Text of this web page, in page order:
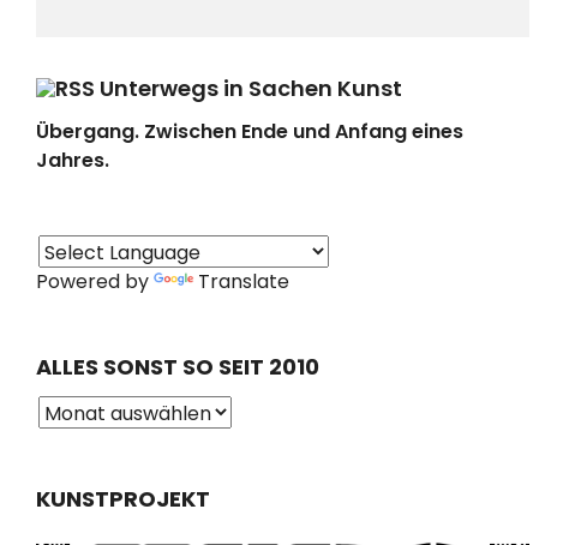
Unterwegs in Sachen Kunst
Übergang. Zwischen Ende und Anfang eines
Jahres.
Powered by Translate
ALLES SONST SO SEIT 2010
KUNSTPROJEKT